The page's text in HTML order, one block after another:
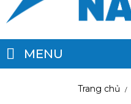
MENU
Trang chủ /